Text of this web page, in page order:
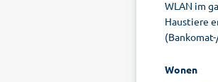
WLAN im
Haustiere
Wonen